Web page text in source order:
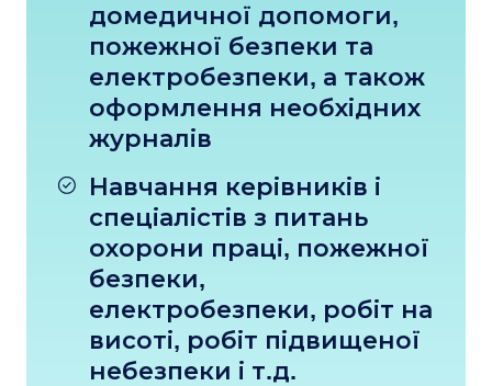
домедичної допомоги,
пожежної безпеки та
електробезпеки, а також
оформлення необхідних
журналів
Навчання керівників і
спеціалістів з питань
охорони праці, пожежної
безпеки,
електробезпеки, робіт на
висоті, робіт підвищеної
небезпеки і т.д.